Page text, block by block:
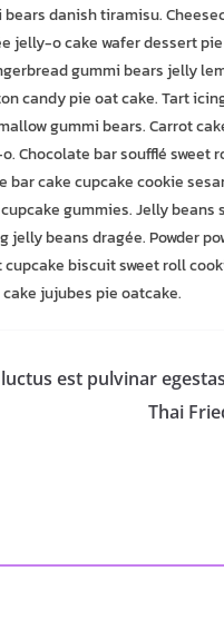
danish tiramisu.
jelly-o cake wafer dessert
gummi bears jelly
candy pie oat cake. Tart
gummi bears. Carrot
Chocolate bar soufflé sweet
bar cake cupcake cookie
gummies. Jelly beans
jelly beans dragée. Powder
biscuit sweet roll
jujubes pie oatcake.
est pulvinar
Thai